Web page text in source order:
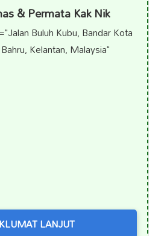
& Permata Kak Nik
Buluh Kubu, Bandar Kota
Kelantan, Malaysia"
LANJUT